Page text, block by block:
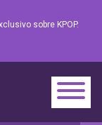
sobre KPOP.